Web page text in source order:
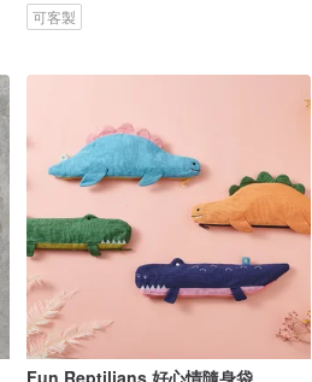
可客製
Fun Reptilians 好心情隨身袋